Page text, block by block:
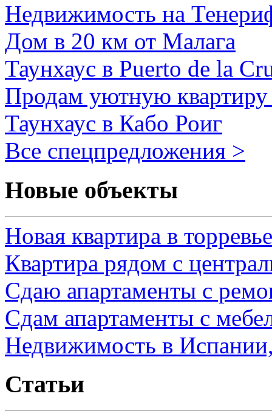
Недвижимость на
Дом в 20 км от Малага
Таунхаус в Puerto de la
Продам уютную
Таунхаус в Кабо Роиг
Все спецпредложения >
Новые объекты
Новая квартира в
Квартира рядом с
Сдаю апартаменты с
Сдам апартаменты с
Недвижимость в
Статьи